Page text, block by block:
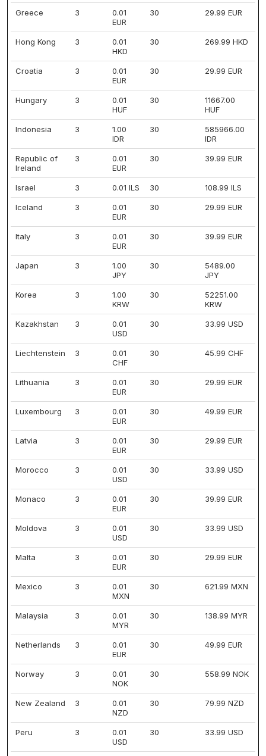
Greece 3
0.01
EUR
30 29.99 EUR
Hong Kong 3
0.01
HKD
30 269.99 HKD
Croatia 3
0.01
EUR
30 29.99 EUR
Hungary 3
0.01
HUF
30
11667.00
HUF
Indonesia 3
1.00
IDR
30
585966.00
IDR
Republic of
Ireland
3
0.01
EUR
30 39.99 EUR
Israel 3 0.01 ILS 30 108.99 ILS
Iceland 3
0.01
EUR
30 29.99 EUR
Italy 3
0.01
EUR
30 39.99 EUR
Japan 3
1.00
JPY
30
5489.00
JPY
Korea 3
1.00
KRW
30
52251.00
KRW
Kazakhstan 3
0.01
USD
30 33.99 USD
Liechtenstein 3
0.01
CHF
30 45.99 CHF
Lithuania 3
0.01
EUR
30 29.99 EUR
Luxembourg 3
0.01
EUR
30 49.99 EUR
Latvia 3
0.01
EUR
30 29.99 EUR
Morocco 3
0.01
USD
30 33.99 USD
Monaco 3
0.01
EUR
30 39.99 EUR
Moldova 3
0.01
USD
30 33.99 USD
Malta 3
0.01
EUR
30 29.99 EUR
Mexico 3
0.01
MXN
30 621.99 MXN
Malaysia 3
0.01
MYR
30 138.99 MYR
Netherlands 3
0.01
EUR
30 49.99 EUR
Norway 3
0.01
NOK
30 558.99 NOK
New Zealand 3
0.01
NZD
30 79.99 NZD
Peru 3
0.01
USD
30 33.99 USD